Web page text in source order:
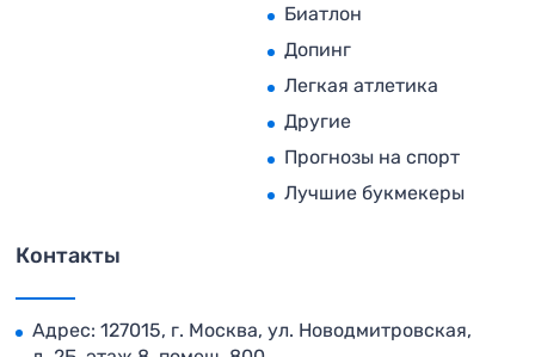
Биатлон
Допинг
Легкая атлетика
Другие
Прогнозы на спорт
Лучшие букмекеры
Контакты
Адрес: 127015, г. Москва, ул. Новодмитровская,